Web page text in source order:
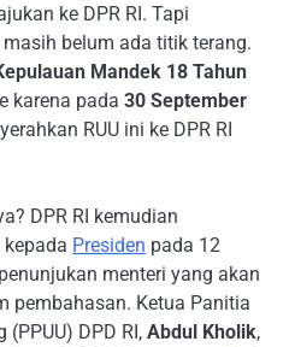
ke DPR RI. Tapi
belum ada titik terang.
Mandek 18 Tahun
karena pada 30 September
RUU ini ke DPR RI
DPR RI kemudian
Presiden pada 12
menteri yang akan
pembahasan. Ketua Panitia
(PPUU) DPD RI, Abdul Kholik,